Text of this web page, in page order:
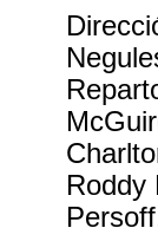
Roddy